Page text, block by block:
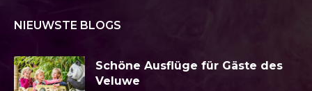
NIEUWSTE BLOGS
Schöne Ausflüge für Gäste des
Veluwe